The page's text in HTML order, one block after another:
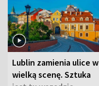
Lublin zamienia ulice w
wielką scenę. Sztuka